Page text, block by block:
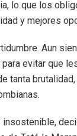
lo que los
y mejores
Aun
evitar que
tanta